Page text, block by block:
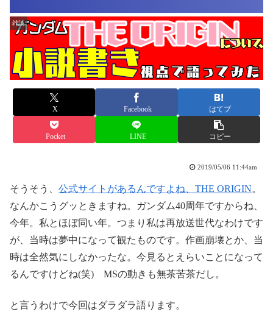
雑談
X Facebook はてブ
Pocket LINE コピー
2019/05/06 11:44am
そうそう、 公式サイトがあるんですよね、THE ORIGIN。
なんかこうグッときますね。ガンダム40周年ですからね、
今年。私とほぼ同い年。つまり私は再放送世代なわけです
が、当時は夢中になって観たものです。作画崩壊とか、当
時は全然気にしなかったな。今見るとえらいことになって
るんですけどね(笑) MSの動きも無茶苦茶だし。
と言うわけで今回はダラダラ語ります。